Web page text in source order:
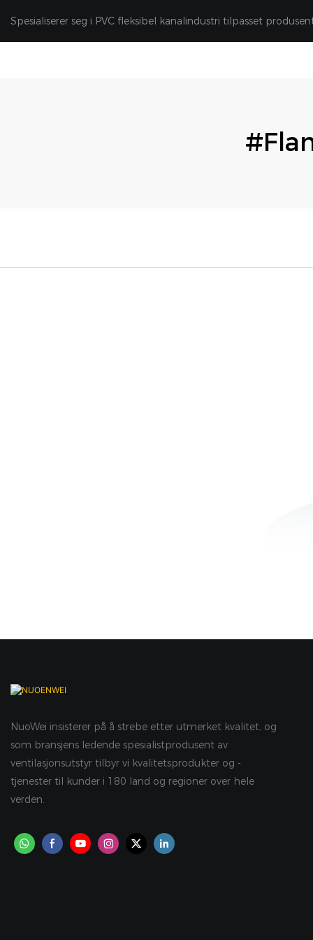
Spesialiserer seg i PVC fleksibel kanalindustri tilpasset
NuoWei insisterer på å strebe etter utmerket kvalitet, og
som bransjens ledende spesialistprodusent av
ventilasjonsutstyr tilbyr vi kvalitetsprodukter og -
tjenester til kunder i 180 land og regioner over hele
verden.